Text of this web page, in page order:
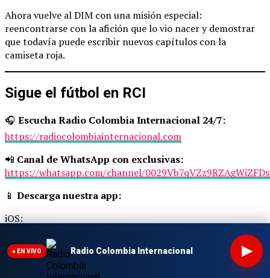
Ahora vuelve al DIM con una misión especial:
reencontrarse con la afición que lo vio nacer y demostrar
que todavía puede escribir nuevos capítulos con la
camiseta roja.
Sigue el fútbol en RCI
🎧 Escucha Radio Colombia Internacional 24/7:
https://radiocolombiainternacional.com
📲 Canal de WhatsApp con exclusivas:
https://whatsapp.com/channel/
📱 Descarga nuestra app:
iOS:
internacional/id6791222100
● EN VIVO Radio Colombia Internacional ▶